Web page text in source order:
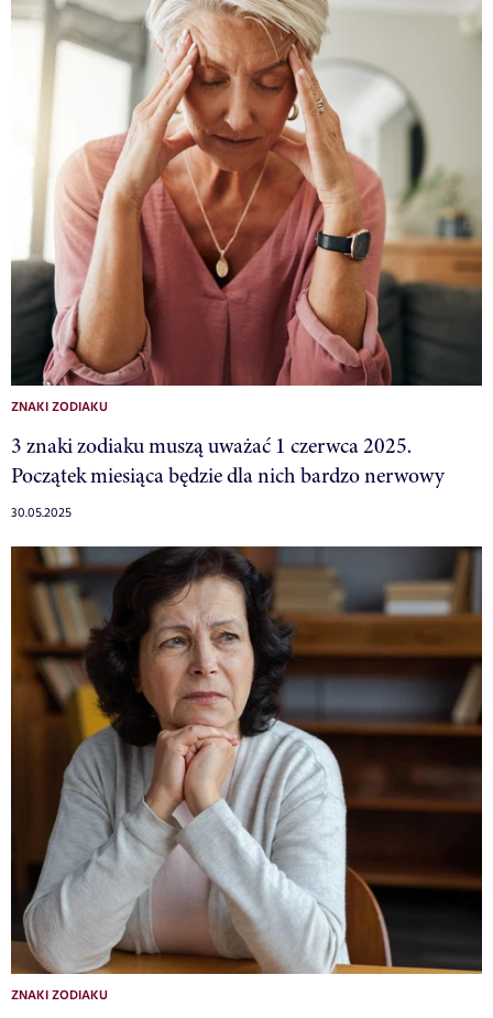
ZNAKI ZODIAKU
3 znaki zodiaku muszą uważać 1 czerwca 2025.
Początek miesiąca będzie dla nich bardzo nerwowy
30.05.2025
ZNAKI ZODIAKU